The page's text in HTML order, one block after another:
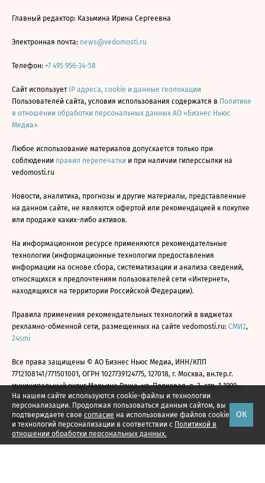
На нашем сайте используются cookie-файлы и технологии
персонализации. Продолжая пользоваться данным сайтом, вы
подтверждаете свое согласие на использование файлов cookie
и технологий персонализации в соответствии с Политикой в
отношении обработки персональных данных.
ОК
Главный редактор: Казьмина Ирина Сергеевна
Электронная почта: news@vedomosti.ru
Телефон: +7 495 956-34-58
Сайт использует IP адреса, cookie и данные геолокации
Пользователей сайта, условия использования содержатся в Политике
в отношении обработки персональных данных АО «Бизнес Ньюс
Медиа»
Любое использование материалов допускается только при
соблюдении правил перепечатки и при наличии гиперссылки на
vedomosti.ru
Новости, аналитика, прогнозы и другие материалы, представленные
на данном сайте, не являются офертой или рекомендацией к покупке
или продаже каких-либо активов.
На информационном ресурсе применяются рекомендательные
технологии (информационные технологии предоставления
информации на основе сбора, систематизации и анализа сведений,
относящихся к предпочтениям пользователей сети «Интернет»,
находящихся на территории Российской Федерации).
Правила применения рекомендательных технологий в виджетах
рекламно-обменной сети, размещенных на сайте vedomosti.ru: СМИ2,
24smi
Все права защищены © АО Бизнес Ньюс Медиа, ИНН/КПП
7712108141/771501001, ОГРН 1027739124775, 127018, г. Москва, вн.тер.г.
муниципальный округ Марьина Роща, ул. Полковая, д. 3, стр. 1 1999—
2026